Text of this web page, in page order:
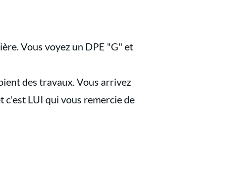
Vous voyez un DPE "G" et
des travaux. Vous arrivez
c'est LUI qui vous remercie de